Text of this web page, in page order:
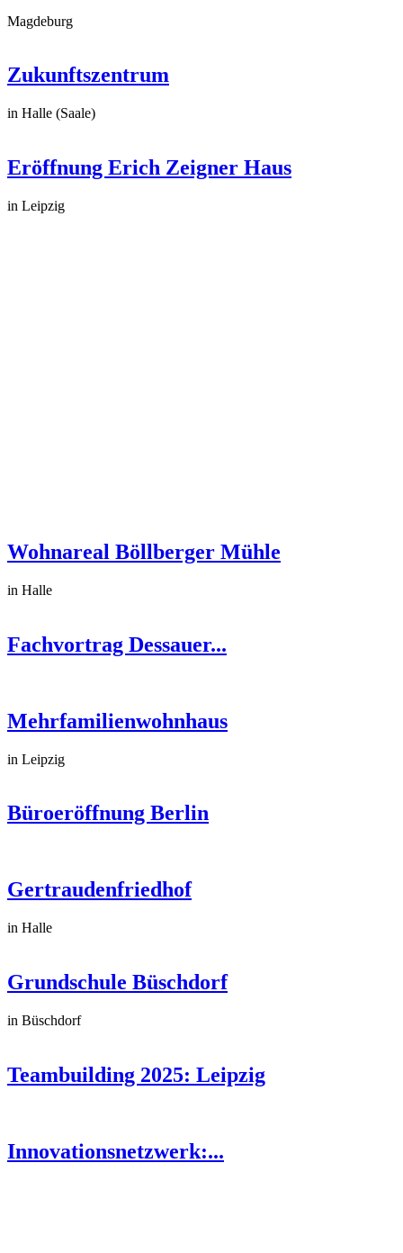
Magdeburg
Zukunftszentrum
in Halle (Saale)
Eröffnung Erich Zeigner Haus
in Leipzig
Wohnareal Böllberger Mühle
in Halle
Fachvortrag Dessauer...
Mehrfamilienwohnhaus
in Leipzig
Büroeröffnung Berlin
Gertraudenfriedhof
in Halle
Grundschule Büschdorf
in Büschdorf
Teambuilding 2025: Leipzig
Innovationsnetzwerk:...